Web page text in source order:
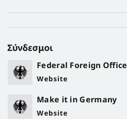
Σύνδεσμοι
Federal Foreign Office
Website
Make it in Germany
Website